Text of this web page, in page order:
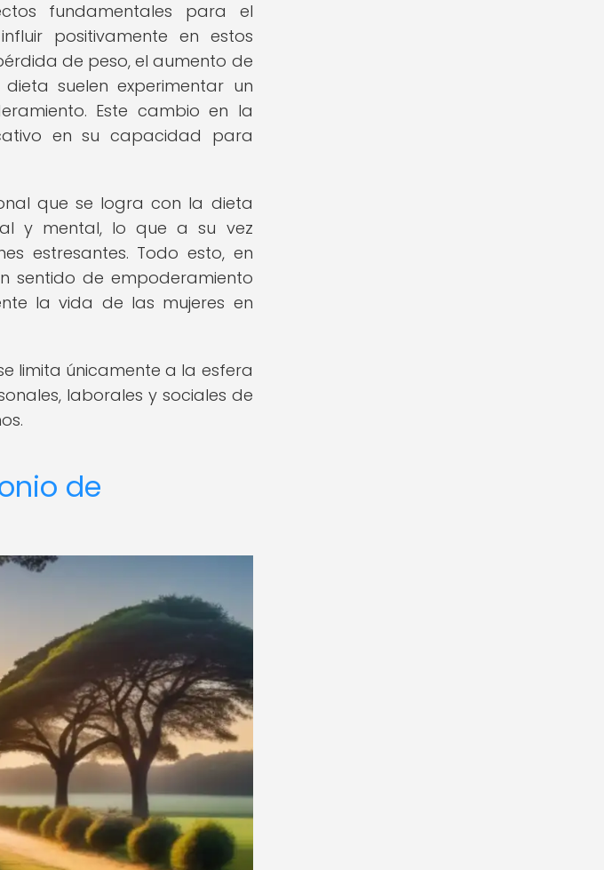
fundamentales para el
positivamente en estos
de peso, el aumento de
suelen experimentar un
Este cambio en la
en su capacidad para
que se logra con la dieta
y mental, lo que a su vez
estresantes. Todo esto, en
sentido de empoderamiento
la vida de las mujeres en
limita únicamente a la esfera
laborales y sociales de
de